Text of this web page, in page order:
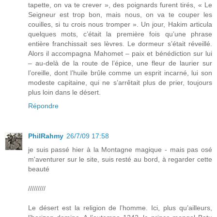
tapette, on va te crever », des poignards furent tirés, « Le
Seigneur est trop bon, mais nous, on va te couper les
couilles, si tu crois nous tromper ». Un jour, Hakim articula
quelques mots, c’était la première fois qu’une phrase
entière franchissait ses lèvres. Le dormeur s’était réveillé.
Alors il accompagna Mahomet – paix et bénédiction sur lui
– au-delà de la route de l’épice, une fleur de laurier sur
l’oreille, dont l’huile brûle comme un esprit incarné, lui son
modeste capitaine, qui ne s’arrêtait plus de prier, toujours
plus loin dans le désert.
Répondre
PhilRahmy 26/7/09 17:58
je suis passé hier à la Montagne magique - mais pas osé
m'aventurer sur le site, suis resté au bord, à regarder cette
beauté
/////////
Le désert est la religion de l’homme. Ici, plus qu’ailleurs,